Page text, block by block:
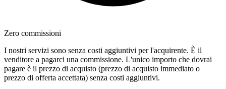
Zero commissioni
I nostri servizi sono senza costi aggiuntivi per l'acquirente. È il
venditore a pagarci una commissione. L'unico importo che dovrai
pagare è il prezzo di acquisto (prezzo di acquisto immediato o
prezzo di offerta accettata) senza costi aggiuntivi.